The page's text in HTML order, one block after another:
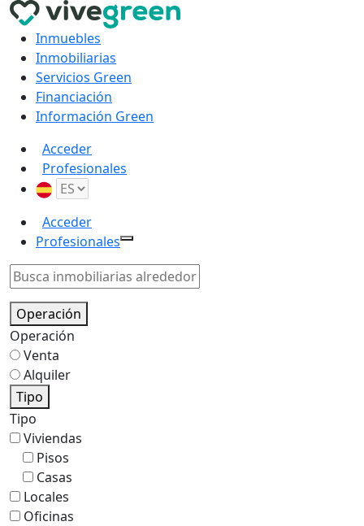
Inmuebles
Inmobiliarias
Servicios Green
Financiación
Información Green
Acceder
Profesionales
Acceder
Profesionales
Operación
Operación
Venta
Alquiler
Tipo
Tipo
Viviendas
Pisos
Casas
Locales
Oficinas